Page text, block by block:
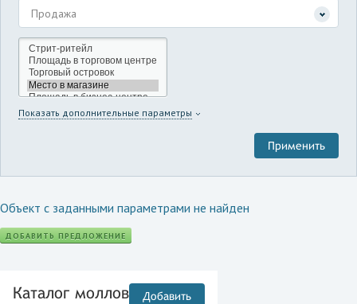
Продажа
Показать дополнительные параметры
Объект с заданными параметрами не найден
ДОБАВИТЬ ПРЕДЛОЖЕНИЕ
Каталог моллов Добавить